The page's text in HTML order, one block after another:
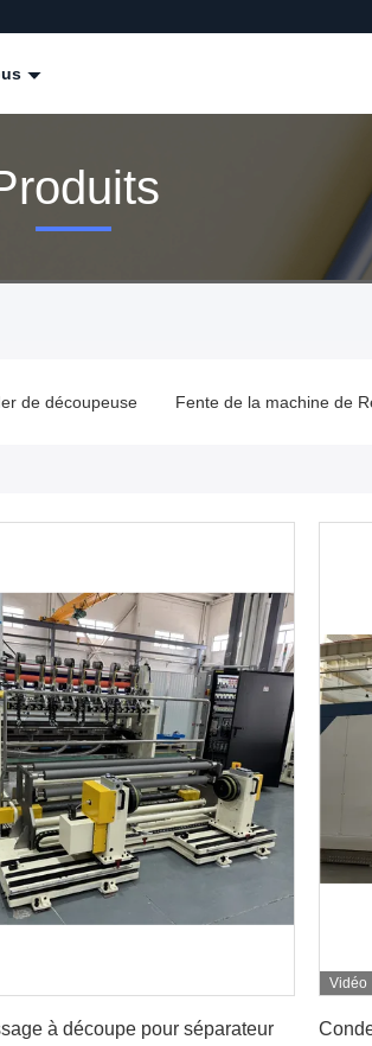
de découpeuse Fente de la machine de
à découpe pour séparateur
Vidéo